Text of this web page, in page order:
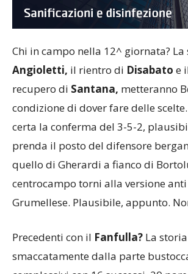
Chi in campo nella 12^ giornata?
Angioletti, il rientro di Disabato e
recupero di Santana, metteranno
condizione di dover fare delle
certa la conferma del 3-5-2,
prenda il posto del difensore
quello di Gherardi a fianco di
centrocampo torni alla versione anti
Grumellese. Plausibile, appunto.
Precedenti con il Fanfulla? La
smaccatamente dalla parte